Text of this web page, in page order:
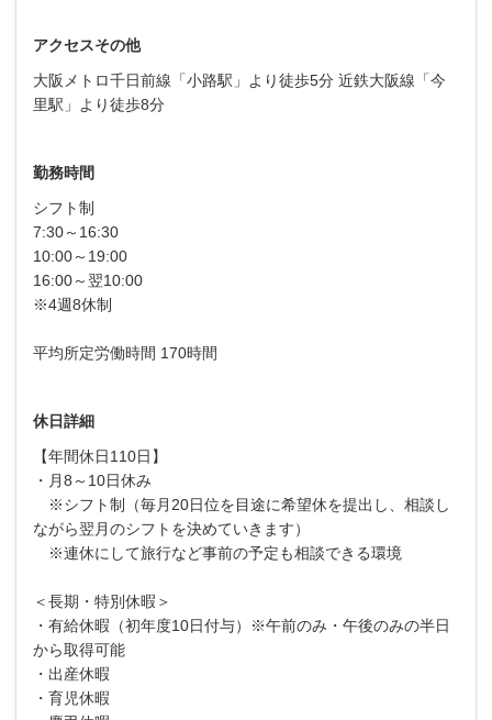
アクセスその他
大阪メトロ千日前線「小路駅」より徒歩5分 近鉄大阪線「今
里駅」より徒歩8分
勤務時間
シフト制
7:30～16:30
10:00～19:00
16:00～翌10:00
※4週8休制
平均所定労働時間 170時間
休日詳細
【年間休日110日】
・月8～10日休み
※シフト制（毎月20日位を目途に希望休を提出し、相談し
ながら翌月のシフトを決めていきます）
※連休にして旅行など事前の予定も相談できる環境
＜長期・特別休暇＞
・有給休暇（初年度10日付与）※午前のみ・午後のみの半日
から取得可能
・出産休暇
・育児休暇